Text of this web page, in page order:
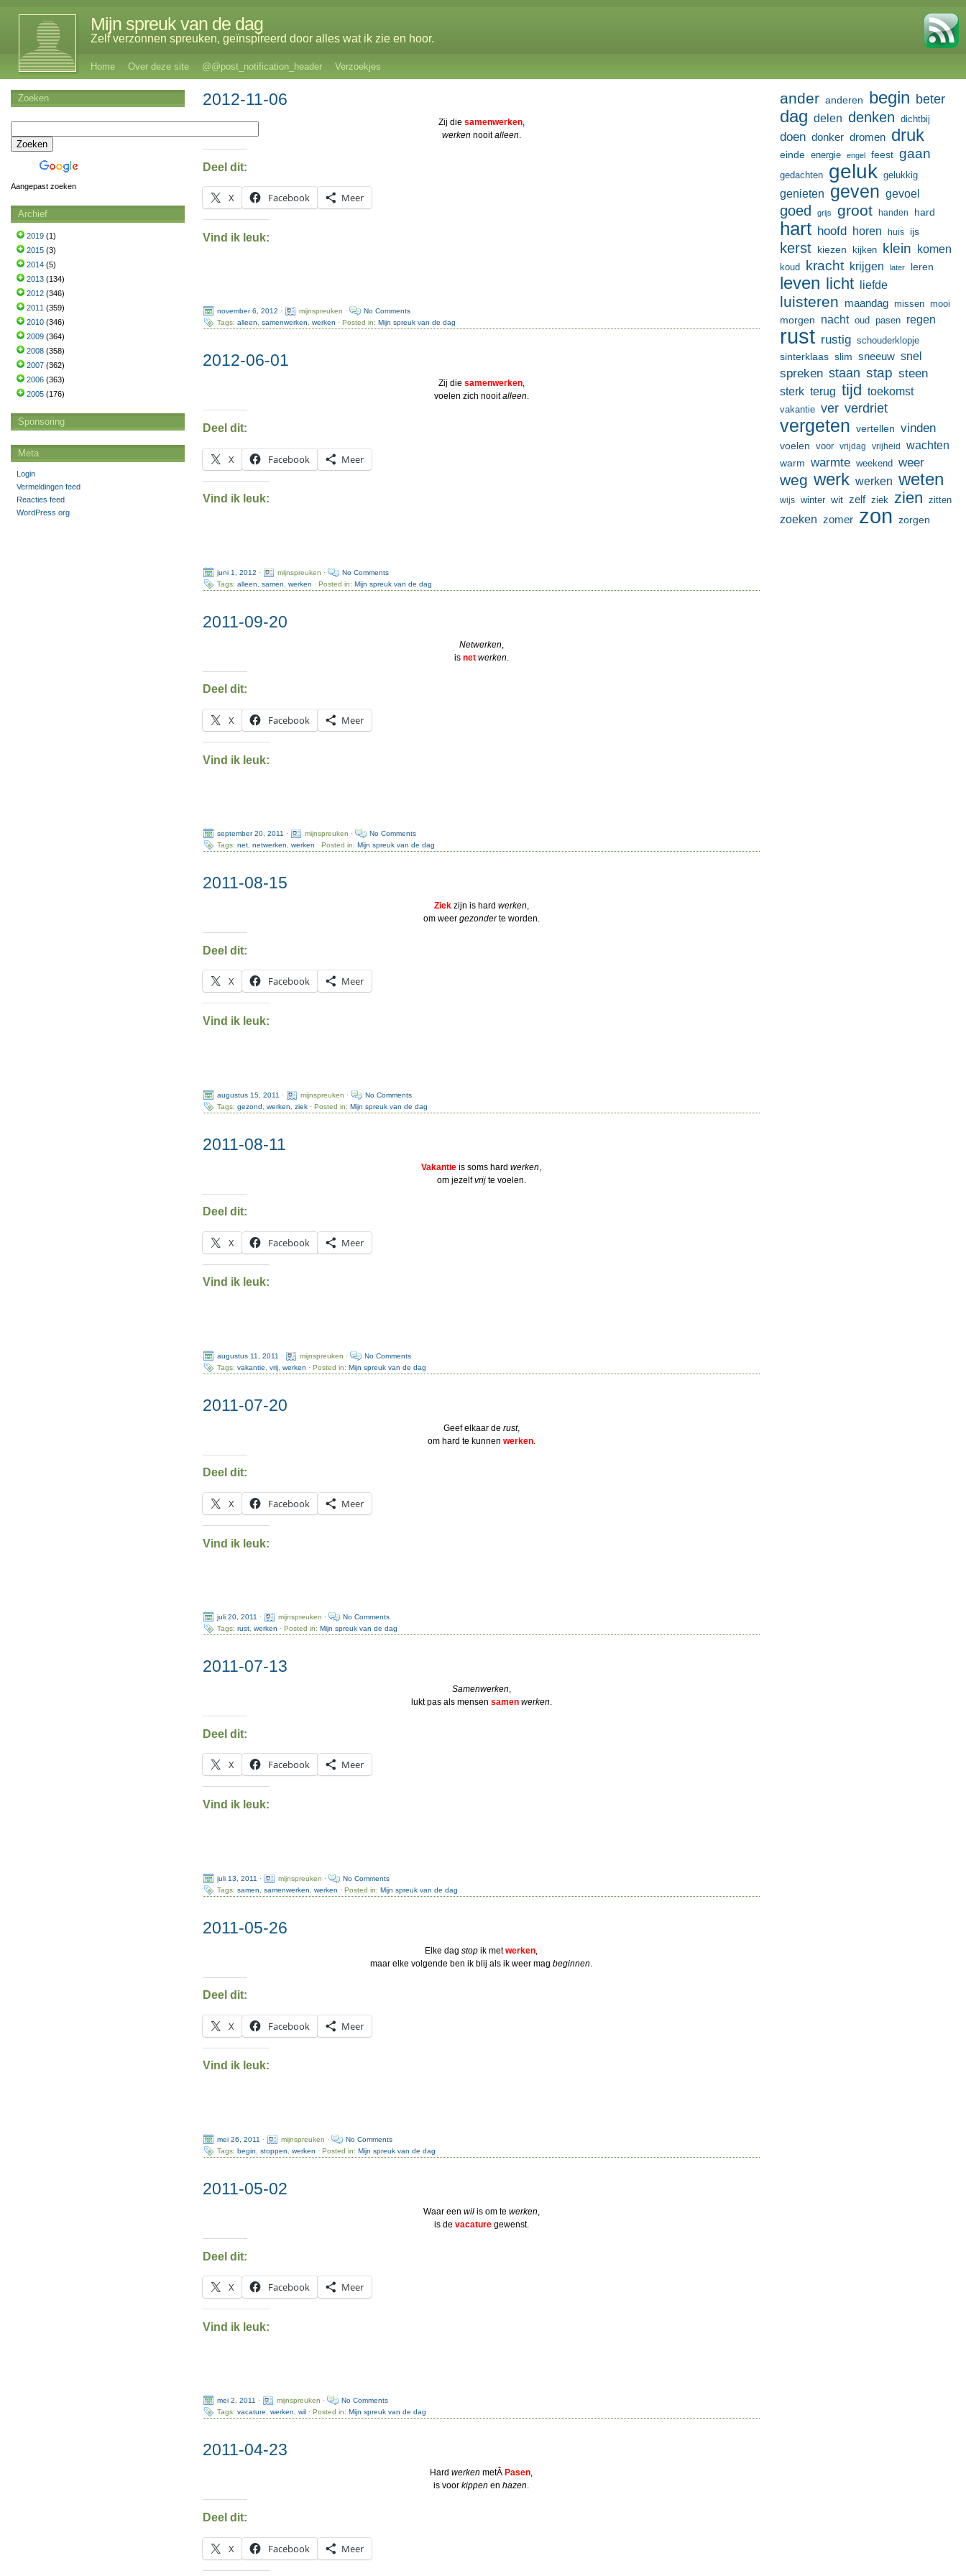
Mijn spreuk van de dag
Zelf verzonnen spreuken, geïnspireerd door alles wat ik zie en hoor.
Home Over deze site @@post_notification_header Verzoekjes
2012-11-06
Zij die samenwerken,
werken nooitalleen.
Deel dit:
X Facebook Meer
Vind ik leuk:
november 6, 2012 · mijnspreuken ·
No Comments
Tags:alleen ,samenwerken ,werken · Posted in:Mijn spreuk van de dag
2012-06-01
Zij die samenwerken,
voelen zich nooitalleen.
Deel dit:
X Facebook Meer
Vind ik leuk:
juni 1, 2012 · mijnspreuken ·
No Comments
Tags:alleen ,samen ,werken · Posted in:Mijn spreuk van de dag
2011-09-20
Netwerken
is net werken
Deel dit:
X Facebook Meer
Vind ik leuk:
september 20, 2011 · mijnspreuken ·
No Comments
Tags:net ,netwerken ,werken · Posted in:Mijn spreuk van de dag
2011-08-15
Ziekzijn is hard werken,
om weer gezonderte worden.
Deel dit:
X Facebook Meer
Vind ik leuk:
augustus 15, 2011 · mijnspreuken ·
No Comments
Tags:gezond ,werken ,ziek · Posted in:Mijn spreuk van de dag
2011-08-11
Vakantie is soms hardwerken
om jezelfvrijte voelen.
Deel dit:
X Facebook Meer
Vind ik leuk:
augustus 11, 2011 · mijnspreuken ·
No Comments
Tags:vakantie ,vrij ,werken · Posted in:Mijn spreuk van de dag
2011-07-20
Geef elkaar de rust,
om hard te kunnen werken.
Deel dit:
X Facebook Meer
Vind ik leuk:
juli 20, 2011 · mijnspreuken ·
No Comments
Tags:rust ,werken · Posted in:Mijn spreuk van de dag
2011-07-13
Samenwerken,
lukt pas als mensen samen werken.
Deel dit:
X Facebook Meer
Vind ik leuk:
juli 13, 2011 · mijnspreuken ·
No Comments
Tags:samen ,samenwerken ,werken · Posted in:Mijn spreuk van de dag
2011-05-26
Elke dagstopik metwerken
maar elke volgende ben ik blij als ik weer magbeginnen
Deel dit:
X Facebook Meer
Vind ik leuk:
mei 26, 2011 · mijnspreuken ·
No Comments
Tags:begin ,stoppen ,werken · Posted in:Mijn spreuk van de dag
2011-05-02
Waar een wil is om te werken,
is de vacature gewenst.
Deel dit:
X Facebook Meer
Vind ik leuk:
mei 2, 2011 · mijnspreuken ·
No Comments
Tags:vacature ,werken ,wil · Posted in:Mijn spreuk van de dag
2011-04-23
HardwerkenmetÂ Pasen,
is voorkippenenhazen.
Deel dit:
X Facebook Meer
ander anderen begin beter
dag delen denken dichtbij
doen donker dromen druk
einde energie engel feest gaan
gedachten geluk gelukkig
genieten geven gevoel
goed grijs groot handen hard
hart hoofd horen huis ijs
kerst kiezen kijken klein komen
koud kracht krijgen later leren
leven licht liefde
luisteren maandag missen mooi
morgen nacht oud pasen regen
rust rustig schouderklopje
sinterklaas slim sneeuw snel
spreken staan stap steen
sterk terug tijd toekomst
vakantie ver verdriet
vergeten vertellen vinden
voelen voor vrijdag vrijheid wachten
warm warmte weekend weer
weg werk werken weten
wijs winter wit zelf ziek zien zitten
zoeken zomer zon zorgen
Zoeken
Aangepast zoeken
Archief
2019 (1)
2015 (3)
2014 (5)
2013 (134)
2012 (346)
2011 (359)
2010 (346)
2009 (364)
2008 (358)
2007 (362)
2006 (363)
2005 (176)
Sponsoring
Meta
Login
Vermeldingen feed
Reacties feed
WordPress.org